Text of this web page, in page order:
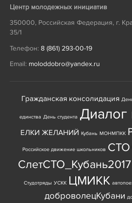
Центр молодежных инициатив
350000, Российская Федерация, г.
35/1
Телефон: 8 (861) 293-00-19
Email: moloddobro@yandex.ru
Гражданская консолидация
единства День студента Диалог
ЕЛКИ ЖЕЛАНИЙ Кубань МОНМПКК
Российское движение школьников СТО
СлетСТО_Кубань2017
Студотряды УСКК ЦМИКК
доброволецКубани